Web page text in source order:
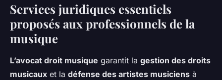
Services juridiques essentiels
proposés aux professionnels de la
musique
L’avocat droit musique garantit la gestion des droits
musicaux et la défense des artistes musiciens à